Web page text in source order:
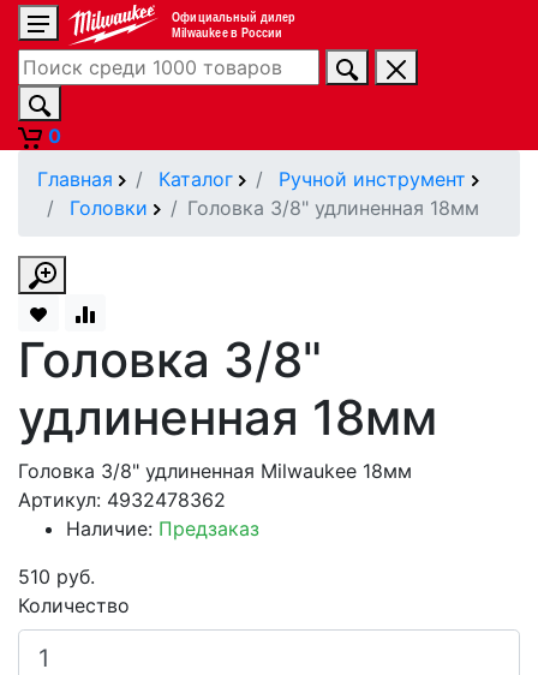
Официальный дилер
Milwaukee в России
0
Главная
Каталог
Ручной инструмент
Головки
Головка 3/8" удлиненная 18мм
Головка 3/8"
удлиненная 18мм
Головка 3/8" удлиненная Milwaukee 18мм
Артикул: 4932478362
Наличие: Предзаказ
510 руб.
Количество